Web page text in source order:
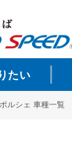
たい
ポルシェ 車種一覧